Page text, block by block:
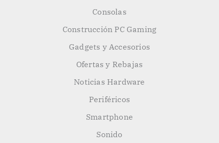
Consolas
Construcción PC Gaming
Gadgets y Accesorios
Ofertas y Rebajas
Noticias Hardware
Periféricos
Smartphone
Sonido